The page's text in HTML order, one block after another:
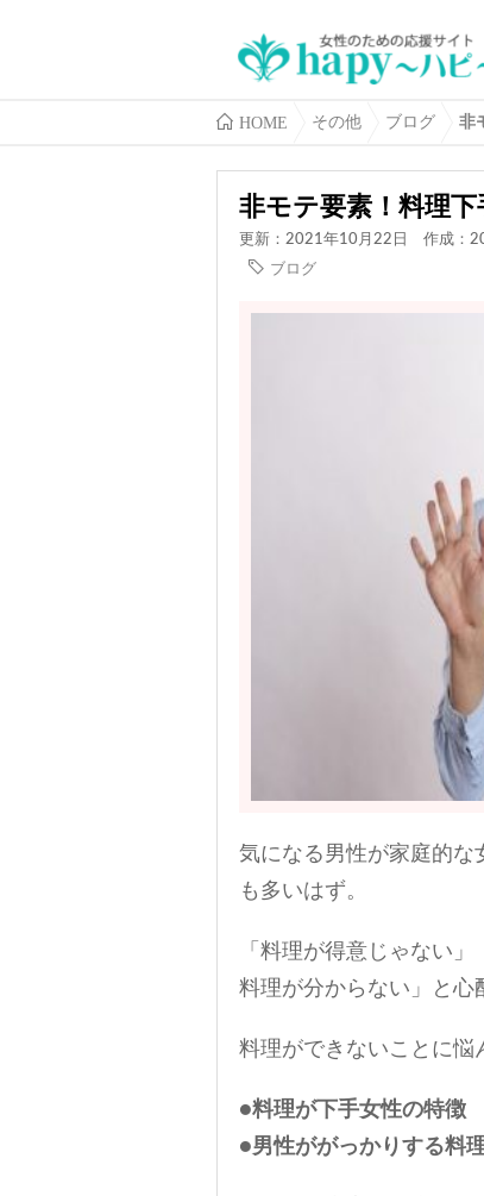
HOME その他 ブログ 非
非モテ要素！料理下
更新：2021年10月22日
作成：
ブログ
気になる男性が家庭的な
も多いはず。
「料理が得意じゃない
料理が分からない」と心
料理ができないことに悩
●料理が下手女性の特徴
●男性ががっかりする料